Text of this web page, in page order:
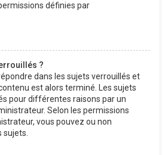
définies par
?
dans les sujets verrouillés et
est alors terminé. Les sujets
pour différentes raisons par un
Selon les permissions
vous pouvez ou non
sujets.